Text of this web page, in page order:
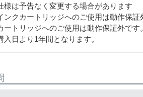
様は予告なく変更する場合があります
クカートリッジへのご使用は動作保証
トリッジへのご使用は動作保証外です。
日より1年間となります。